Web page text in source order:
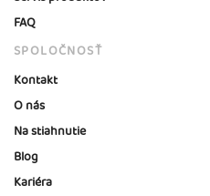
FAQ
SPOLOČNOSŤ
Kontakt
O nás
Na stiahnutie
Blog
Kariéra